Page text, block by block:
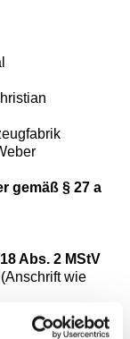
gemäß § 27 a
Abs. 2 MStV
wie
Sie bitte: